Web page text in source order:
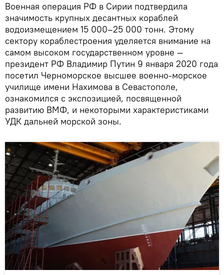
Военная операция РФ в Сирии подтвердила
значимость крупных десантных кораблей
водоизмещением 15 000–25 000 тонн. Этому
сектору кораблестроения уделяется внимание на
самом высоком государственном уровне —
президент РФ Владимир Путин 9 января 2020 года
посетил Черноморское высшее военно-морское
училище имени Нахимова в Севастополе,
ознакомился с экспозицией, посвященной
развитию ВМФ, и некоторыми характеристиками
УДК дальней морской зоны.